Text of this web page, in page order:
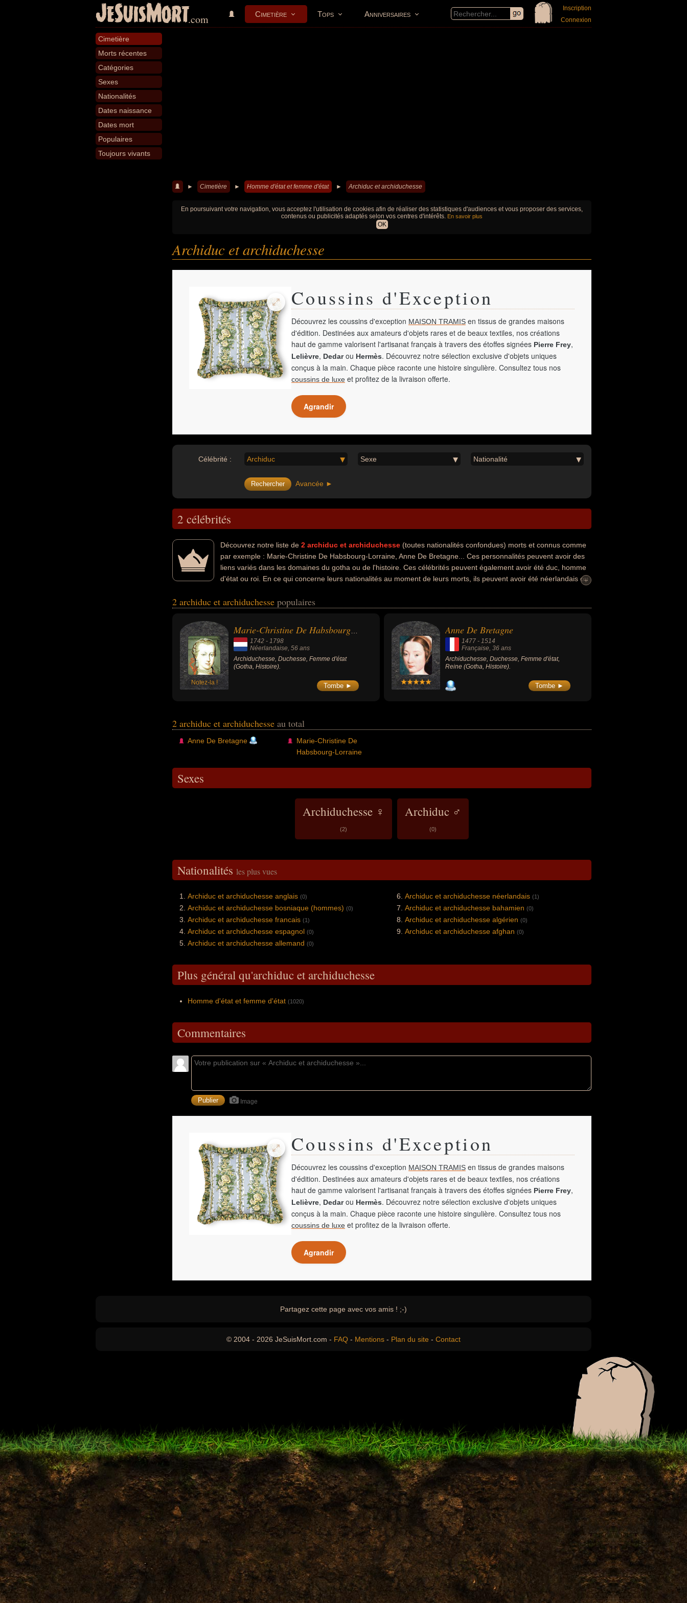
JeSuisMort.com Cimetière Tops Anniversaires
Inscription
Connexion
Cimetière
Morts récentes
Catégories
Sexes
Nationalités
Dates naissance
Dates mort
Populaires
Toujours vivants
► Cimetière ► Homme d'état et femme d'état ► Archiduc et archiduchesse
En poursuivant votre navigation, vous acceptez l'utilisation de cookies afin de réaliser des statistiques d'audiences et vous proposer des services,
contenus ou publicités adaptés selon vos centres d'intérêts. En savoir plus
OK
Archiduc et archiduchesse
Coussins d'Exception
Découvrez les coussins d'exception MAISON TRAMIS en tissus de grandes maisons
d'édition. Destinées aux amateurs d'objets rares et de beaux textiles, nos créations
haut de gamme valorisent l'artisanat français à travers des étoffes signées Pierre Frey,
Lelièvre, Dedarou Hermès. Découvrez notre sélection exclusive d'objets uniques
conçus à la main. Chaque pièce raconte une histoire singulière. Consultez tous nos
coussins de luxe et profitez de la livraison offerte.
Agrandir
Célébrité : Archiduc Sexe Nationalité
Avancée ►
2 célébrités
Découvrez notre liste de 2 archiduc et archiduchesse (toutes nationalités confondues) morts et connus comme
par exemple : Marie-Christine De Habsbourg-Lorraine, Anne De Bretagne... Ces personnalités peuvent avoir des
liens variés dans les domaines du gotha ou de l'histoire. Ces célébrités peuvent également avoir été duc, homme
d'état ou roi. En ce qui concerne leurs nationalités au moment de leurs morts, ils peuvent avoir été néerlandais ou
+
2 archiduc et archiduchesse populaires
Notez-la !
1742 - 1798
Néerlandaise, 56 ans
Archiduchesse, Duchesse, Femme d'état
(Gotha, Histoire).
Tombe ►
Anne De Bretagne
1477 -1514
Française, 36 ans
Archiduchesse, Duchesse, Femme d'état,
Reine (Gotha, Histoire).
Tombe ►
2 archiduc et archiduchesse au total
Anne De Bretagne
Marie-Christine De
Habsbourg-Lorraine
Sexes
Archiduchesse ♀
(2)
Archiduc ♂
(0)
Nationalités les plus vues
Archiduc et archiduchesse anglais (0)
Archiduc et archiduchesse bosniaque (hommes) (0)
Archiduc et archiduchesse francais (1)
Archiduc et archiduchesse espagnol (0)
Archiduc et archiduchesse allemand (0)
Archiduc et archiduchesse néerlandais (1)
Archiduc et archiduchesse bahamien (0)
Archiduc et archiduchesse algérien (0)
Archiduc et archiduchesse afghan (0)
Plus général qu'archiduc et archiduchesse
Homme d'état et femme d'état (1020)
Commentaires
Image
Coussins d'Exception
Découvrez les coussins d'exception MAISON TRAMIS en tissus de grandes maisons
d'édition. Destinées aux amateurs d'objets rares et de beaux textiles, nos créations
haut de gamme valorisent l'artisanat français à travers des étoffes signées Pierre Frey,
Lelièvre, Dedarou Hermès. Découvrez notre sélection exclusive d'objets uniques
conçus à la main. Chaque pièce raconte une histoire singulière. Consultez tous nos
coussins de luxe et profitez de la livraison offerte.
Agrandir
Partagez cette page avec vos amis ! ;-)
© 2004 - 2026 JeSuisMort.com - FAQ - Mentions - Plan du site - Contact